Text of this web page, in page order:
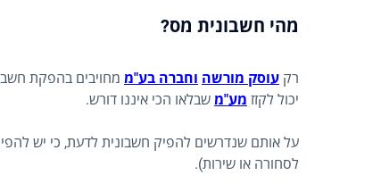
מהי חשבונית מס?
רק עוסק מורשה וחברה בע"מ מחויבים בהפקת
יכול לקזז מע"מ שבלאו הכי איננו דורש.
על אותם שנדרשים להפיק חשבונית לדעת, כי יש
לסחורה או שירות).